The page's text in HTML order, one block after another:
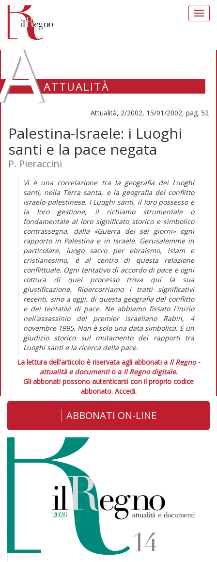
ATTUALITÀ
Attualità, 2/2002, 15/01/2002, pag. 52
Palestina-Israele: i Luoghi
santi e la pace negata
P. Pieraccini
Vi è una correlazione tra la geografia dei Luoghi
santi, nella Terra santa, e la geografia del conflitto
israelo-palestinese. I Luoghi santi, il loro possesso e
la loro gestione, il richiamo strumentale o
fondamentale al loro significato storico e simbolico
contrassegna, dalla «Guerra dei sei giorni» ogni
rapporto in Palestina e in Israele. Gerusalemme in
particolare, luogo sacro per ebraismo, islam e
cristianesimo, è al centro di questa relazione
conflittuale. Ogni tentativo di accordo di pace e ogni
rottura di quel processo trova qui la sua
giustificazione. Ripercorriamo i tratti significativi
recenti, sino a oggi, di questa geografia del conflitto
e dei tentativi di pace. Ne abbiamo fissato l'inizio
nell'assassinio del premier israeliano Rabin, 4
novembre 1995. Non è solo una data simbolica. È un
giudizio storico sul mutamento dei rapporti tra
Luoghi santi e la ricerca della pace.
La lettura dell'articolo è riservata agli abbonati a Il Regno -
attualità e documentio a Il Regno digitale.
Gli abbonati possono autenticarsi con il proprio codice
abbonato. Accedi.
ABBONATI ON-LINE